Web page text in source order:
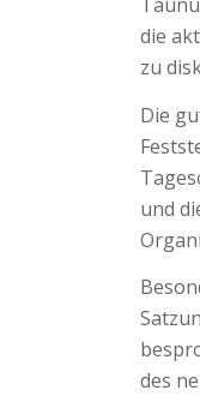
die
zu
Die
und
des